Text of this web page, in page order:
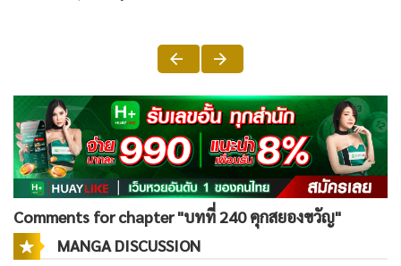
Comments for chapter "บทที่ 240 คุกสยองขวัญ"
MANGA DISCUSSION